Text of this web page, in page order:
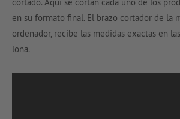
en su formato final. El brazo cortador de la
ordenador, recibe las medidas exactas en
lona.